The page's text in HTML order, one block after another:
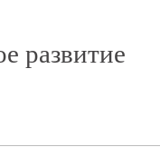
развитие